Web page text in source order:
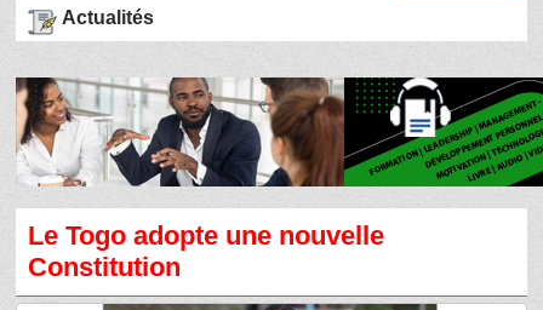
Actualités
Le Togo adopte une nouvelle
Constitution